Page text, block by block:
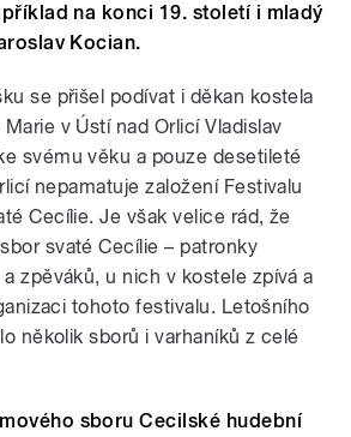
na konci 19. století i mladý
Kocian.
se přišel podívat i děkan kostela
v Ústí nad Orlicí Vladislav
svému věku a pouze desetileté
nepamatuje založení Festivalu
Cecílie. Je však velice rád, že
svaté Cecílie – patronky
zpěváků, u nich v kostele zpívá a
tohoto festivalu. Letošního
několik sborů i varhaníků z celé
sboru Cecilské hudební